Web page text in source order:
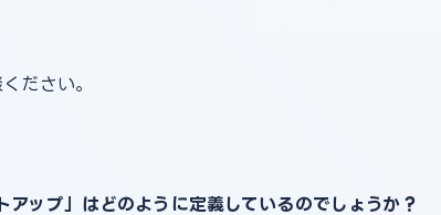
ださい。
ップ」はどのように定義しているのでしょうか？